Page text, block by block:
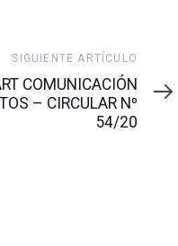
SIGUIENTE ARTÍCULO
COMUNICACIÓN
– CIRCULAR Nº
54/20